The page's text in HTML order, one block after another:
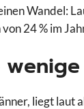
Wandel:
24 % im
liegt